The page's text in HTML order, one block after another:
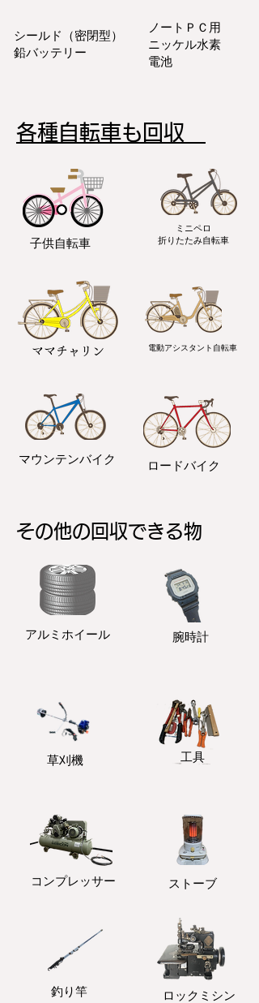
シールド（密閉型）
鉛バッテリー
ノートＰＣ用
ニッケル水素
電池
各種自転車も回収
子供自転車
ミニペロ
​折りたたみ自転車
ママチャリン 電動アシスタント自転車
マウンテンバイク ロードバイク
その他の回収できる物
アルミホイール ​腕時計
​草刈機 ​工具
コンプレッサー ストーブ
釣り竿 ロックミシン